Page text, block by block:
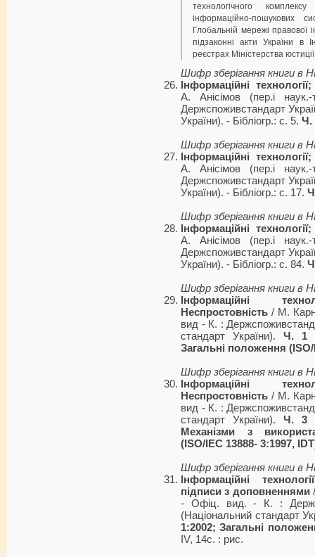
технологічного
інформаційно-пошукових
Глобальній мережі правової
підзаконні акти України в
реєстрах Міністерства
Шифр зберігання книги в
Інформаційні
А. Анісімов (пер.і
Держспоживстандарт
України). - Бібліогр.: с. 5. Ч.
Шифр зберігання книги в
Інформаційні
А. Анісімов (пер.і
Держспоживстандарт
України). - Бібліогр.: с. 17.
Шифр зберігання книги в
Інформаційні
А. Анісімов (пер.і
Держспоживстандарт
України). - Бібліогр.: с. 84.
Шифр зберігання книги в
Інформаційні
Неспростовність / М.
вид - К. :
стандарт України). Ч. 1 :
Загальні положення
Шифр зберігання книги в
Інформаційні
Неспростовність / М.
вид - К. :
стандарт України). Ч. 3 :
Механізми з
(ISO/IEC 13888- 3:1997,
Шифр зберігання книги в
Інформаційні
підписи з доповненнями/
- Офіц. вид. - К. :
(Національний стандарт
1:2002; Загальні
IV, 14с. : рис.